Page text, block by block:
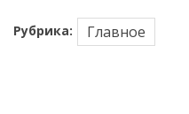
Рубрика: Главное